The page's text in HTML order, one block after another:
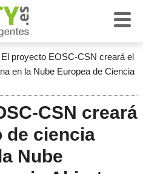
El proyecto EOSC-CSN creará el
en la Nube Europea de Ciencia
CSN creará
de ciencia
Nube